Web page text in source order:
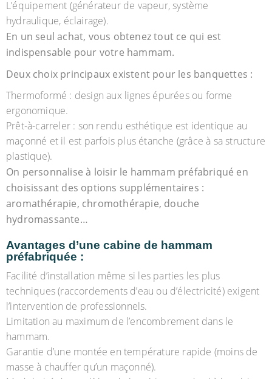
L’équipement (générateur de vapeur, système
hydraulique, éclairage).
En un seul achat, vous obtenez tout ce qui est
indispensable pour votre hammam.
Deux choix principaux existent pour les banquettes :
Thermoformé : design aux lignes épurées ou forme
ergonomique.
Prêt-à-carreler : son rendu esthétique est identique au
maçonné et il est parfois plus étanche (grâce à sa structure
plastique).
On personnalise à loisir le hammam préfabriqué en
choisissant des options supplémentaires :
aromathérapie, chromothérapie, douche
hydromassante…
Avantages d’une cabine de hammam
préfabriquée :
Facilité d’installation même si les parties les plus
techniques (raccordements d’eau ou d’électricité) exigent
l’intervention de professionnels.
Limitation au maximum de l’encombrement dans le
hammam.
Garantie d’une montée en température rapide (moins de
masse à chauffer qu’un maçonné).